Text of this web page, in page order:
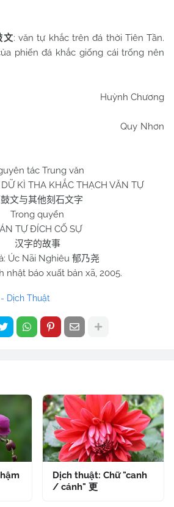
文: văn tự khắc trên đá thời Tiên Tần.
phiến đá khắc giống cái trống nên
Chương
Nhơn
tác Trung văn
KÌ THA KHẮC THẠCH VĂN TỰ
文与其他刻石文字
Trong quyển
TỰ ĐÍCH CỐ SỰ
汉字的故事
Úc Nãi Nghiêu 郁乃尧
nhật báo xuất bản xã, 2005.
Dịch Thuật
Dịch thuật: Chữ "canh
/ cánh" 更